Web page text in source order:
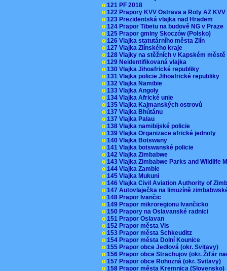
o 121 PF 2018
o 122 Prapory KVV Ostrava a Roty AZ
o 123 Prezidentská vlajka nad Hradem
o 124 Prapor Tibetu na budově NG v Praze
o 125 Prapor gminy Skoczów (Polsko)
o 126 Vlajka statutárního města Zlín
o 127 Vlajka Zlínského kraje
o 128 Vlajky na stěžních v Kapském
o 129 Neidentifikovaná vlajka
o 130 Vlajka Jihoafrické republiky
o 131 Vlajka policie Jihoafrické republiky
o 132 Vlajka Namibie
o 133 Vlajka Angoly
o 134 Vlajka Africké unie
o 135 Vlajka Kajmanských ostrovů
o 137 Vlajka Bhútánu
o 137 Vlajka Palau
o 138 Vlajka namibijské policie
o 139 Vlajka Organizace africké jednoty
o 140 Vlajka Botswany
o 141 Vlajka botswanské policie
o 142 Vlajka Zimbabwe
o 143 Vlajka Zimbabwe Parks and Wildlife
o 144 Vlajka Zambie
o 145 Vlajka Mukuni
o 146 Vlajka Civil Aviation Authority of
o 147 Autovlaječka na limuzíně
o 148 Prapor Ivančic
o 149 Prapor mikroregionu Ivančicko
o 150 Prapory na Oslavanské radnici
o 151 Prapor Oslavan
o 152 Prapor města Vis
o 153 Prapor města Schkeuditz
o 154 Prapor města Dolní Kounice
o 155 Prapor obce Jedlová (okr. Svitavy)
o 156 Prapor obce Strachujov (okr. Žďár
o 157 Prapor obce Rohozná (okr. Svitavy)
o 158 Prapor města Kremnica (Slovensko)